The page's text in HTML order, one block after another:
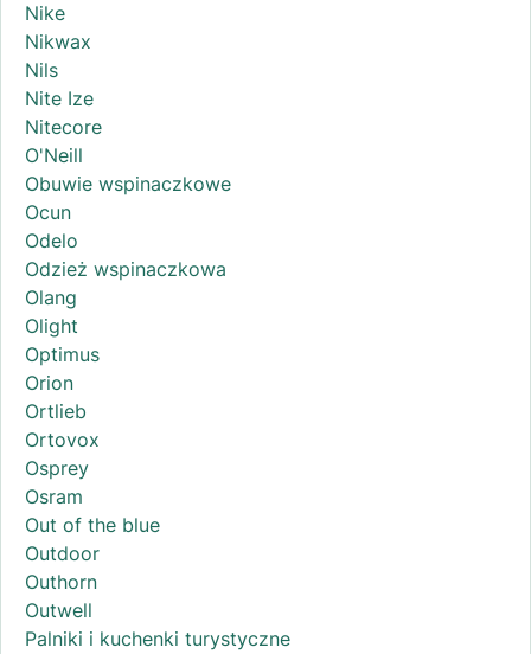
Nike
Nikwax
Nils
Nite Ize
Nitecore
O'Neill
Obuwie wspinaczkowe
Ocun
Odelo
Odzież wspinaczkowa
Olang
Olight
Optimus
Orion
Ortlieb
Ortovox
Osprey
Osram
Out of the blue
Outdoor
Outhorn
Outwell
Palniki i kuchenki turystyczne